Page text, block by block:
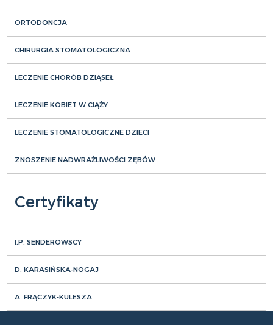
ORTODONCJA
CHIRURGIA STOMATOLOGICZNA
LECZENIE CHORÓB DZIĄSEŁ
LECZENIE KOBIET W CIĄŻY
LECZENIE STOMATOLOGICZNE DZIECI
ZNOSZENIE NADWRAŻLIWOŚCI ZĘBÓW
Certyfikaty
I.P. SENDEROWSCY
D. KARASIŃSKA-NOGAJ
A. FRĄCZYK-KULESZA